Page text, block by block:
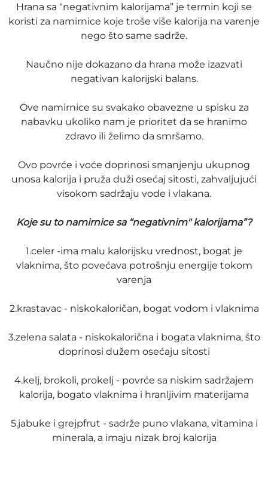
Hrana sa “negativnim kalorijama” je termin koji se
koristi za namirnice koje troše više kalorija na varenje
nego što same sadrže.
Naučno nije dokazano da hrana može izazvati
negativan kalorijski balans.
Ove namirnice su svakako obavezne u spisku za
nabavku ukoliko nam je prioritet da se hranimo
zdravo ili želimo da smršamo.
Ovo povrće i voće doprinosi smanjenju ukupnog
unosa kalorija i pruža duži osećaj sitosti, zahvaljujući
visokom sadržaju vode i vlakana.
Koje su to namirnice sa “negativnim" kalorijama”?
1.celer -ima malu kalorijsku vrednost, bogat je
vlaknima, što povećava potrošnju energije tokom
varenja
2.krastavac - niskokaloričan, bogat vodom i vlaknima
3.zelena salata - niskokalorična i bogata vlaknima, što
doprinosi dužem osećaju sitosti
4.kelj, brokoli, prokelj - povrće sa niskim sadržajem
kalorija, bogato vlaknima i hranljivim materijama
5.jabuke i grejpfrut - sadrže puno vlakana, vitamina i
minerala, a imaju nizak broj kalorija